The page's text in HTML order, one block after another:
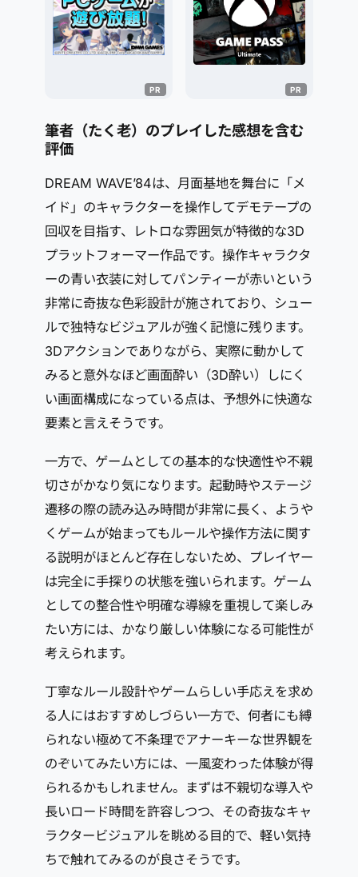
筆者（たく老）のプレイした感想を含む
評価
DREAM WAVE’84は、月面基地を舞台に「メ
イド」のキャラクターを操作してデモテープの
回収を目指す、レトロな雰囲気が特徴的な3D
プラットフォーマー作品です。操作キャラクタ
ーの青い衣装に対してパンティーが赤いという
非常に奇抜な色彩設計が施されており、シュー
ルで独特なビジュアルが強く記憶に残ります。
3Dアクションでありながら、実際に動かして
みると意外なほど画面酔い（3D酔い）しにく
い画面構成になっている点は、予想外に快適な
要素と言えそうです。
一方で、ゲームとしての基本的な快適性や不親
切さがかなり気になります。起動時やステージ
遷移の際の読み込み時間が非常に長く、ようや
くゲームが始まってもルールや操作方法に関す
る説明がほとんど存在しないため、プレイヤー
は完全に手探りの状態を強いられます。ゲーム
としての整合性や明確な導線を重視して楽しみ
たい方には、かなり厳しい体験になる可能性が
考えられます。
丁寧なルール設計やゲームらしい手応えを求め
る人にはおすすめしづらい一方で、何者にも縛
られない極めて不条理でアナーキーな世界観を
のぞいてみたい方には、一風変わった体験が得
られるかもしれません。まずは不親切な導入や
長いロード時間を許容しつつ、その奇抜なキャ
ラクタービジュアルを眺める目的で、軽い気持
ちで触れてみるのが良さそうです。